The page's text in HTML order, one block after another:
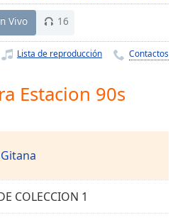
Vivo 16
Lista de reproducción Contactos
Estacion 90s
Gitana
COLECCION 1